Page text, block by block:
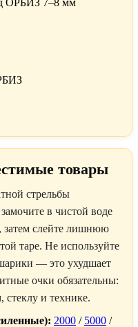
товары
стрельбы
в чистой воде
, затем слейте лишнюю
таре. Не используйте
— это ухудшает
очки обязательны:
стеклу и технике.
2000 / 5000 /